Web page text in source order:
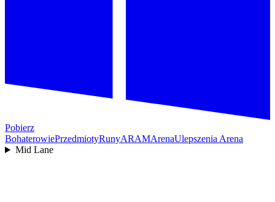
Pobierz
BohaterowiePrzedmiotyRunyARAMArenaUlepszenia Arena
Mid Lane